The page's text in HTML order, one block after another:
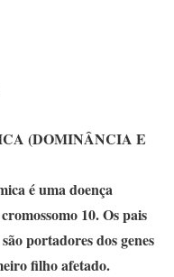
(DOMINÂNCIA E
é uma doença
10. Os pais
portadores dos genes
filho afetado.